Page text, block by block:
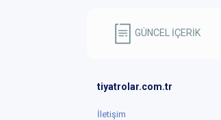
GÜNCEL İÇERİK
tiyatrolar.com.tr
İletişim